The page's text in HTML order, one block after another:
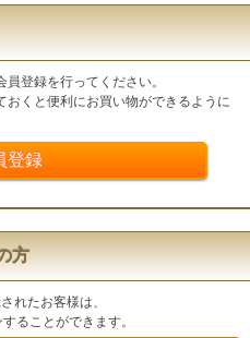
登録を行ってください。
おくと便利にお買い物ができるように
方
れたお客様は、
ることができます。